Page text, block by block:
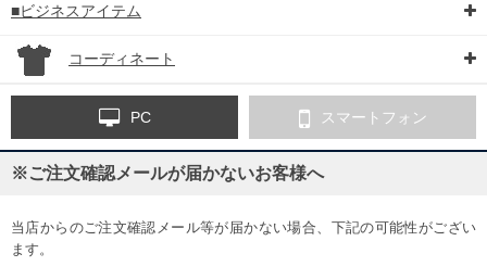
■ビジネスアイテム
コーディネート
PC スマートフォン
※ご注文確認メールが届かないお客様へ
当店からのご注文確認メール等が届かない場合、下記の可能性がござい
ます。